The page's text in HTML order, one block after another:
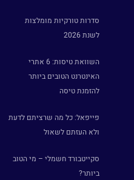
סדרות טורקיות מומלצות
לשנת 2026
השוואת טיסות: 6 אתרי
האינטרנט הטובים ביותר
להזמנת טיסה
פייפאל: כל מה שרציתם לדעת
ולא העזתם לשאול
סקייטבורד חשמלי – מי הטוב
ביותר?